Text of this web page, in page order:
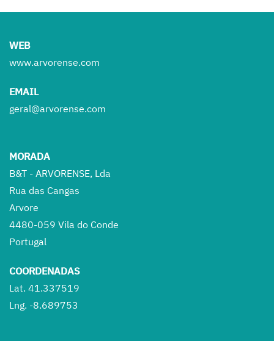
WEB
www.arvorense.com
EMAIL
geral@arvorense.com
MORADA
B&T - ARVORENSE, Lda
Rua das Cangas
Arvore
4480-059 Vila do Conde
Portugal
COORDENADAS
Lat. 41.337519
Lng. -8.689753